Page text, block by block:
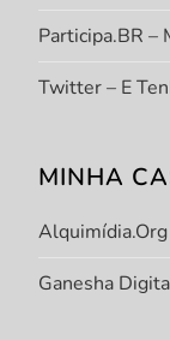
Participa.BR –
Twitter – E
MINHA
Alquimídia.org
Ganesha